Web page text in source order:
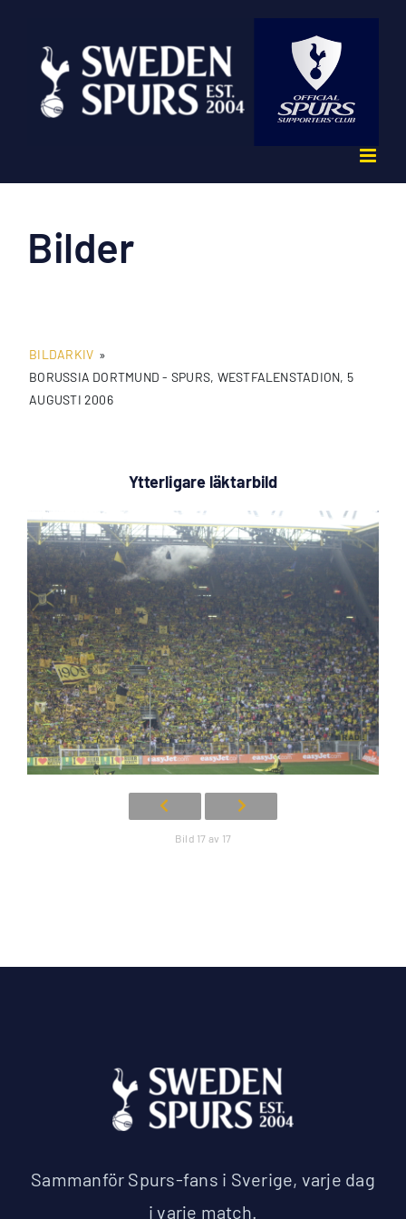
innehållet
Bilder
BILDARKIV »
BORUSSIA DORTMUND - SPURS, WESTFALENSTADION, 5
AUGUSTI 2006
Ytterligare läktarbild
Bild 17 av 17
Sammanför Spurs-fans i Sverige, varje dag
i varje match.